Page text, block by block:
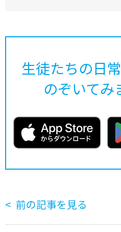
生徒たちの日
のぞいてみ
前の記事を見る